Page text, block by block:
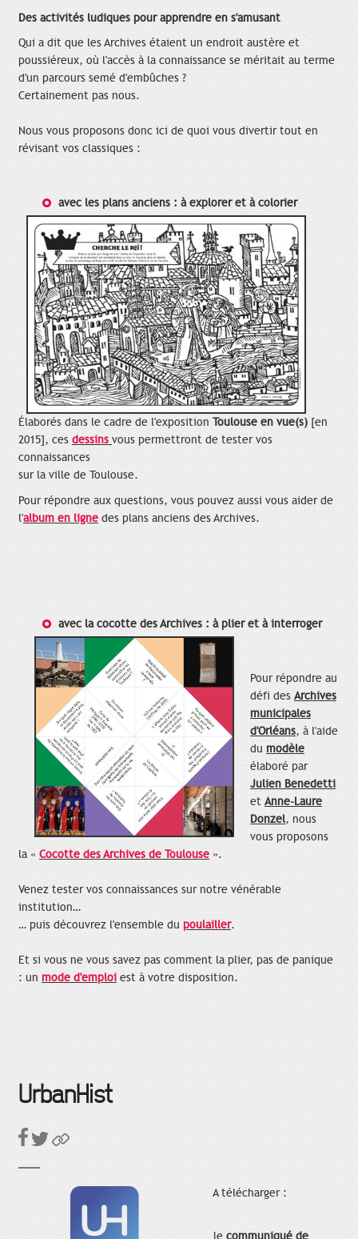
Des activités ludiques pour apprendre en s'amusant
Qui a dit que les Archives étaient un endroit austère et
poussiéreux, où l'accès à la connaissance se méritait au terme
d'un parcours semé d'embûches ?
Certainement pas nous.
Nous vous proposons donc ici de quoi vous divertir tout en
révisant vos classiques :
avec les plans anciens : à explorer et à colorier
Élaborés dans le cadre de l'exposition Toulouse en vue(s) [en
2015], ces dessins vous permettront de tester vos
connaissances
sur la ville de Toulouse.
Pour répondre aux questions, vous pouvez aussi vous aider de
l'album en ligne des plans anciens des Archives.
avec la cocotte des Archives : à plier et à interroger
Pour répondre au
défi des Archives
municipales
d'Orléans, à l'aide
du modèle
élaboré par
Julien Benedetti
et Anne-Laure
Donzel, nous
vous proposons
la « Cocotte des Archives de Toulouse ».
Venez tester vos connaissances sur notre vénérable
institution…
… puis découvrez l'ensemble du poulailler.
Et si vous ne vous savez pas comment la plier, pas de panique
: un mode d'emploi est à votre disposition.
UrbanHist
A télécharger :